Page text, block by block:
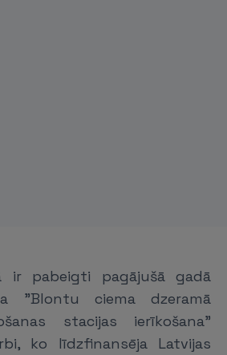
ir pabeigti pagājušā gadā
"Blontu ciema dzeramā
stacijas ierīkošana"
ko līdzfinansēja Latvijas